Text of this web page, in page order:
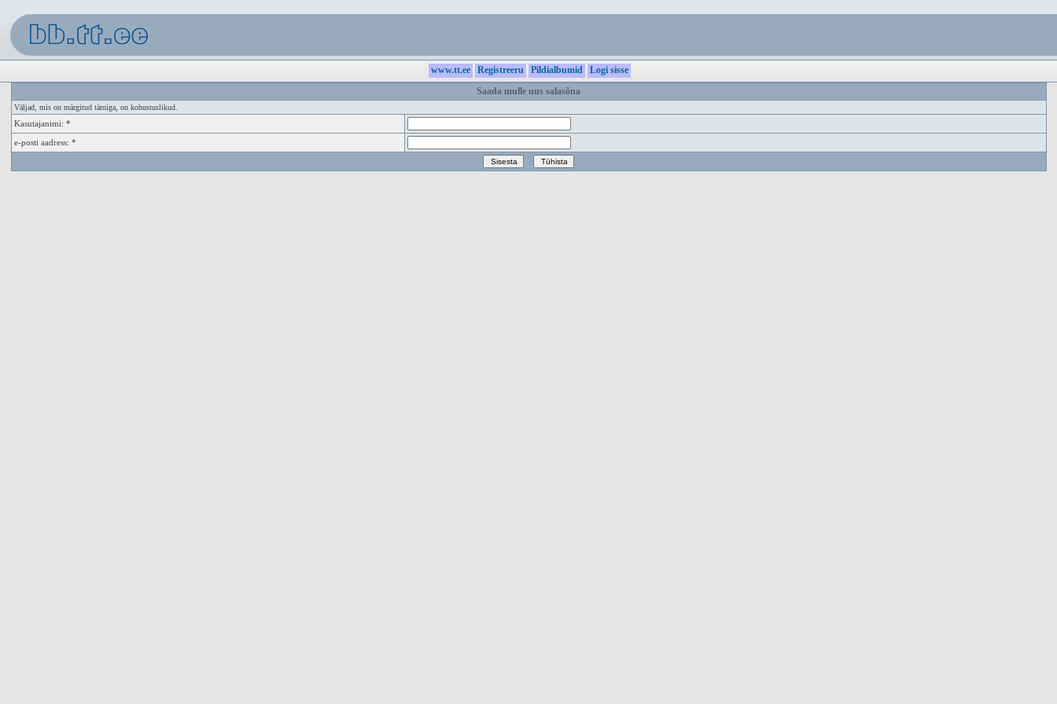
www.tt.ee Registreeru Pildialbumid
Logi sisse
Saada mulle uus salasõna
Väljad, mis on märgitud tärniga, on kohustuslikud.
Kasutajanimi: *
e-posti aadress: *